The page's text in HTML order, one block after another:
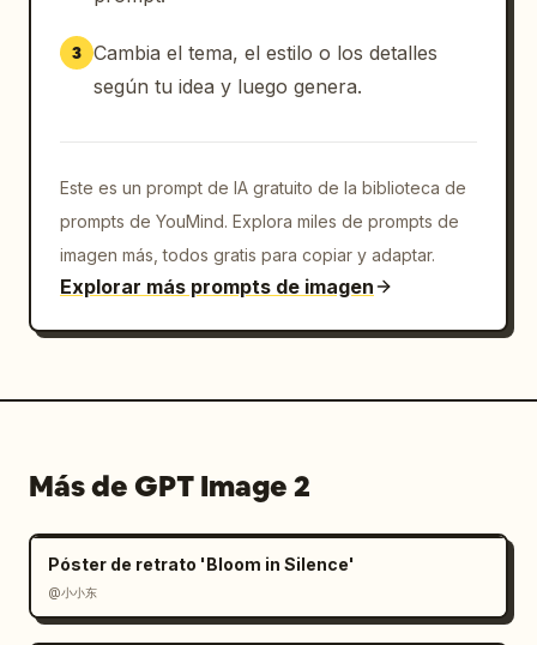
3 Cambia el tema, el estilo o los detalles
según tu idea y luego genera.
Este es un prompt de IA gratuito de la biblioteca de
prompts de YouMind. Explora miles de prompts de
imagen más, todos gratis para copiar y adaptar.
Explorar más prompts de imagen
Más de GPT Image 2
Póster de retrato 'Bloom in Silence'
@小小东